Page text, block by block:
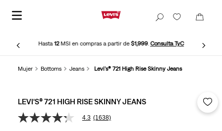
Hasta12MSI en compras a partir de$1,999.Consulta TyC
Mujer Bottoms Jeans Levi's® 721 High Rise Skinny Jeans
LEVI'S® 721 HIGH RISE SKINNY JEANS
4.3
4.3 (1638)